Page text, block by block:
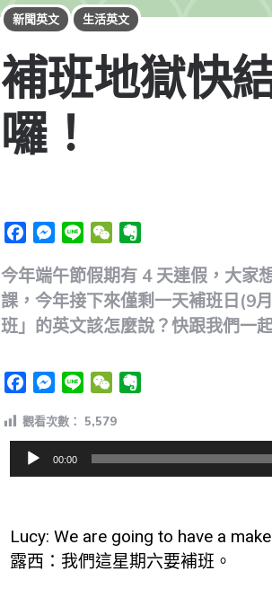
新聞英文 生活英文
補班地獄快
囉！
FacebookMessenger
Line WeChat
今年端午節假期有 4 天連假，大家
課，今年接下來僅剩一天補班日(9
班」的英文該怎麼說？快跟我們一
FacebookMessenger
Line WeChat
觀看次數： 5,579
訊
放
器
00:00
Lucy: We are going to have a
露西：我們這星期六要補班。